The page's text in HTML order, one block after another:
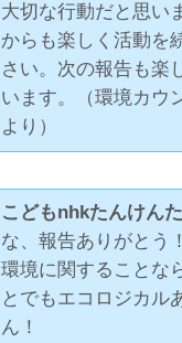
大切な行動だと思い
からも楽しく活動を
さい。次の報告も楽
います。（環境カウ
より）
こどもnhkたんけん
な、報告ありがとう！
環境に関することな
とでもエコロジカル
ん！